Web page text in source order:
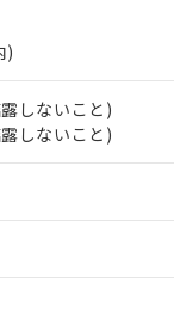
)
しないこと)
しないこと)
することができます。
明書
明するもので、過
類４物質の対応
記載しておりました
完了していること